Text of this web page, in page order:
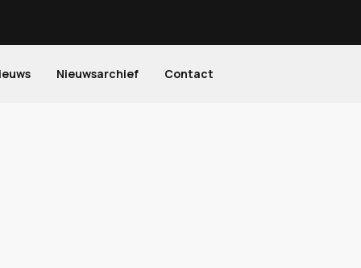
Nieuwsarchief Contact